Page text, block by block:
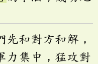
和對方和解，
力集中，猛攻對